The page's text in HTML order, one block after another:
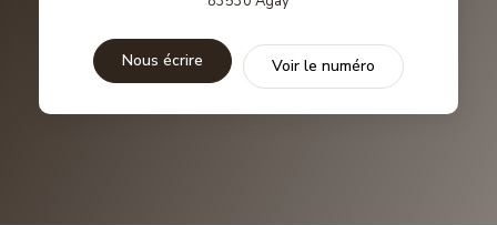
Nous écrire Voir le numéro